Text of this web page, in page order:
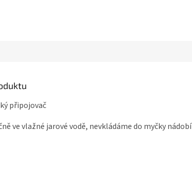
připojovač
ve vlažné jarové vodě, nevkládáme do myčky nádobí